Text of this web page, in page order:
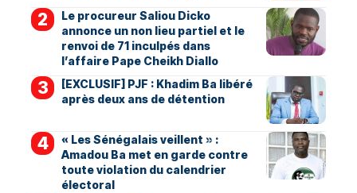
Le procureur Saliou Dicko
annonce un non lieu partiel et le
renvoi de 71 inculpés dans
l’affaire Pape Cheikh Diallo
[EXCLUSIF] PJF : Khadim Ba libéré
après deux ans de détention
« Les Sénégalais veillent » :
Amadou Ba met en garde contre
toute violation du calendrier
électoral